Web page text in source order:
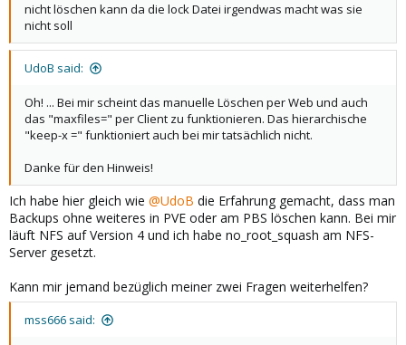
nicht löschen kann da die lock Datei irgendwas macht was sie
nicht soll
UdoB said:
Oh! ... Bei mir scheint das manuelle Löschen per Web und auch
das "maxfiles=" per Client zu funktionieren. Das hierarchische
"keep-x =" funktioniert auch bei mir tatsächlich nicht.
Danke für den Hinweis!
Ich habe hier gleich wie @UdoB die Erfahrung gemacht, dass man
Backups ohne weiteres in PVE oder am PBS löschen kann. Bei mir
läuft NFS auf Version 4 und ich habe no_root_squash am NFS-
Server gesetzt.
Kann mir jemand bezüglich meiner zwei Fragen weiterhelfen?
mss666 said: